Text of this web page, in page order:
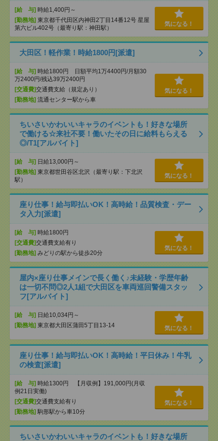
[給 与] 時給1,400円～
[勤務地] 東京都千代田区内神田2丁目14番12号 星屋
第六ビル402号（最寄り駅：神田駅）
気になる！
大田区！軽作業！時給1800円[派遣]
[給 与] 時給1800円 日額平均1万4400円/月額30
万2400円/残込39万2400円
[交通費]交通費支給（規定あり）
[勤務地] 流通センター駅から車
気になる！
ちいさいかわいいキャラのイベントも！好きな場所
で働ける☆来社不要！働いたその日に給料もらえる
◎/T1[アルバイト]
[給 与] 日給13,000円～
[勤務地] 東京都世田谷区北沢（最寄り駅：下北沢
駅）
気になる！
座り仕事！給与即払いOK！高時給！品質検査・デー
タ入力[派遣]
[給 与] 時給1800円
[交通費]交通費支給有り
[勤務地] みどりの駅から徒歩20分
気になる！
屋内×座り仕事メインで長く働く♪未経験・学歴年齢
は一切不問◎2人1組で大田区を車両巡回警備スタッ
フ[アルバイト]
[給 与] 日給10,034円～
[勤務地] 東京都大田区蒲田5丁目13-14 気になる！
座り仕事！給与即払いOK！高時給！平日休み！牛乳
の検査[派遣]
[給 与] 時給1300円 【月収例】191,000円(月収
例21日実働)
[交通費]交通費支給有り
[勤務地] 駒形駅から車10分
気になる！
ちいさいかわいいキャラのイベントも！好きな場所